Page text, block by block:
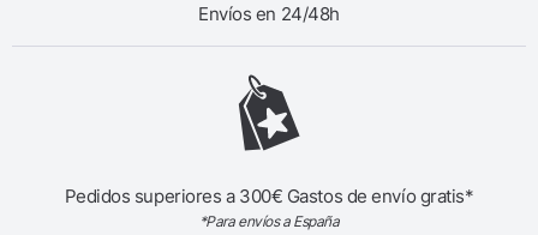
Envíos en 24/48h
Pedidos superiores a 300€ Gastos de envío gratis*
*Para envíos a España